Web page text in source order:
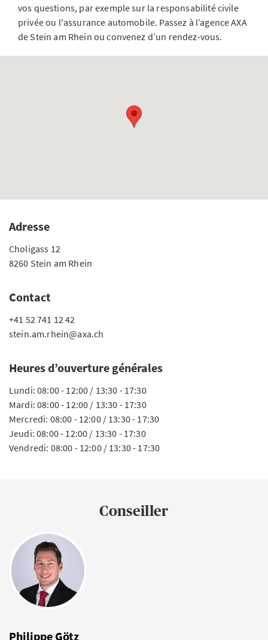
vos questions, par exemple sur la responsabilité civile
privée ou l'assurance automobile. Passez à l’agence AXA
de Stein am Rhein ou convenez d’un rendez-vous.
Adresse
Choligass 12
8260 Stein am Rhein
Contact
+41 52 741 12 42
stein.am.rhein@axa.ch
Heures d’ouverture générales
Lundi: 08:00 - 12:00 / 13:30 - 17:30
Mardi: 08:00 - 12:00 / 13:30 - 17:30
Mercredi: 08:00 - 12:00 / 13:30 - 17:30
Jeudi: 08:00 - 12:00 / 13:30 - 17:30
Vendredi: 08:00 - 12:00 / 13:30 - 17:30
Conseiller
Philippe Götz